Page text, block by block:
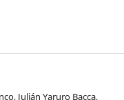
Julián Yaruro Bacca,